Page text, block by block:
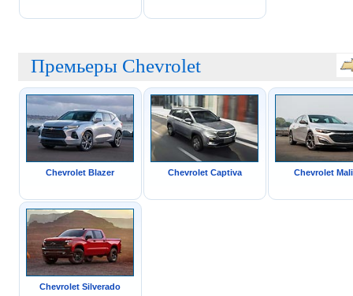
Премьеры Chevrolet
Chevrolet Blazer Chevrolet Captiva Chevrolet
Chevrolet Silverado